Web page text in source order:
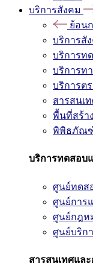
บริการสังคม
ย้อน
บริการสั
บริการท
บริการท
บริการต
สารสนเ
พื้นที่สร้า
พิพิธภัณ
บริการทดสอบ
ศูนย์ทดส
ศูนย์การ
ศูนย์กฎห
ศูนย์บริก
สารสนเทศแล